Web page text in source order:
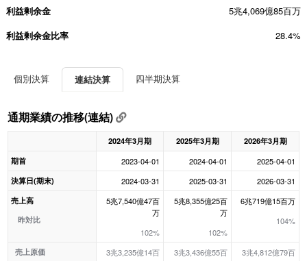
利益剰余金
5兆4,069億85百万
利益剰余金比率
28.4%
個別決算 連結決算 四半期決算
通期業績の推移(連結)
2024年3月期 2025年3月期
2026年3月期
期首
2023-04-01 2024-04-01 2025-04-01
決算日(期末) 2024-03-31 2025-03-31 2026-03-31
売上高
昨対比
5兆7,540億47百
万
102%
5兆8,355億25百
万
102%
6兆719億15百万
104%
売上原価
3兆3,235億14百
3兆3,436億55百
3兆4,812億79百